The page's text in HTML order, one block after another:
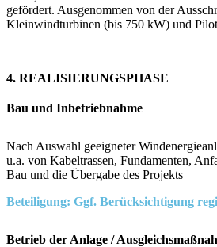
gefördert. Ausgenommen von der
Kleinwindturbinen (bis 750 kW) und
4. REALISIERUNGSPHASE
Bau und Inbetriebnahme
Nach Auswahl geeigneter
u.a. von Kabeltrassen, Fundamenten,
Bau und die Übergabe des Projekts
Beteiligung: Ggf. Berücksichtigung
Betrieb der Anlage /